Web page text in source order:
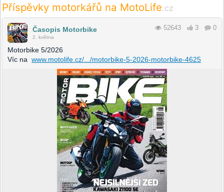
Příspěvky motorkářů na MotoLife.cz
Časopis Motorbike
2. května
52643 3 0
Motorbike 5/2026
Víc na www.motolife.cz/.../motorbike-5-2026-motorbike-4625